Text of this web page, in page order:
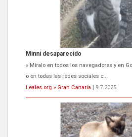
Minni desaparecido
» Míralo en todos los navegadores y en
o en todas las redes sociales c...
Leales.org » Gran Canaria
9.7.2025